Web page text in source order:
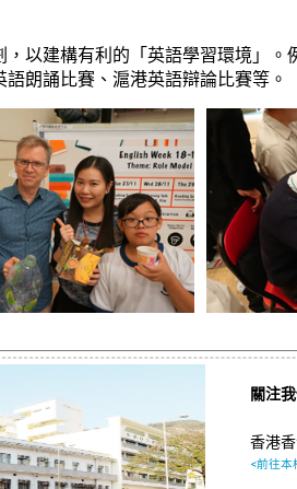
以建構有利的「英語學習環境」。
朗誦比賽、滬港英語辯論比賽等。
關注
香港
<前往本